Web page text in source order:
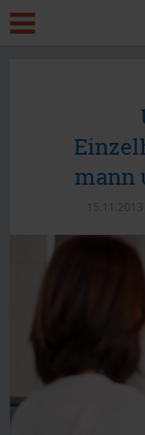
mann
15.11.2013